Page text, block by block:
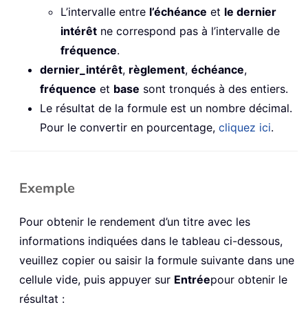
L’intervalle entre l’échéance et le dernier
intérêt ne correspond pas à l’intervalle de
fréquence.
dernier_intérêt, règlement, échéance,
fréquence et base sont tronqués à des entiers.
Le résultat de la formule est un nombre décimal.
Pour le convertir en pourcentage, cliquez ici.
Exemple
Pour obtenir le rendement d’un titre avec les
informations indiquées dans le tableau ci-dessous,
veuillez copier ou saisir la formule suivante dans une
cellule vide, puis appuyer sur Entréepour obtenir le
résultat :